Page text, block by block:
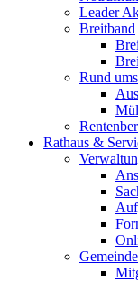
Leader
Breitband
Rund
Rathaus &